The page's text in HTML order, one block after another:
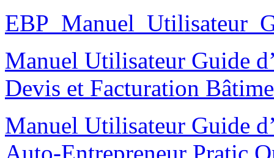
Manuel Utilisateur Guide
Devis et Facturation
Manuel Utilisateur Guide